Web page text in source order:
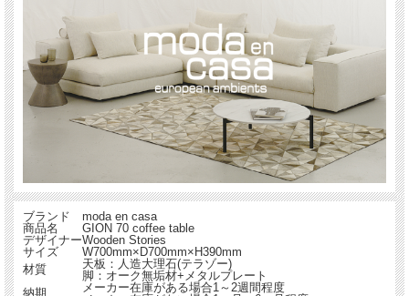
ブランド
moda en casa
商品名
GION 70 coffee table
デザイナーWooden Stories
サイズ
W700mm×D700mm×H390mm
材質
天板： 人造大理石(テラゾー)
脚：オーク無垢材+メタルプレート
納期
メーカー在庫がある場合1～2週間程度